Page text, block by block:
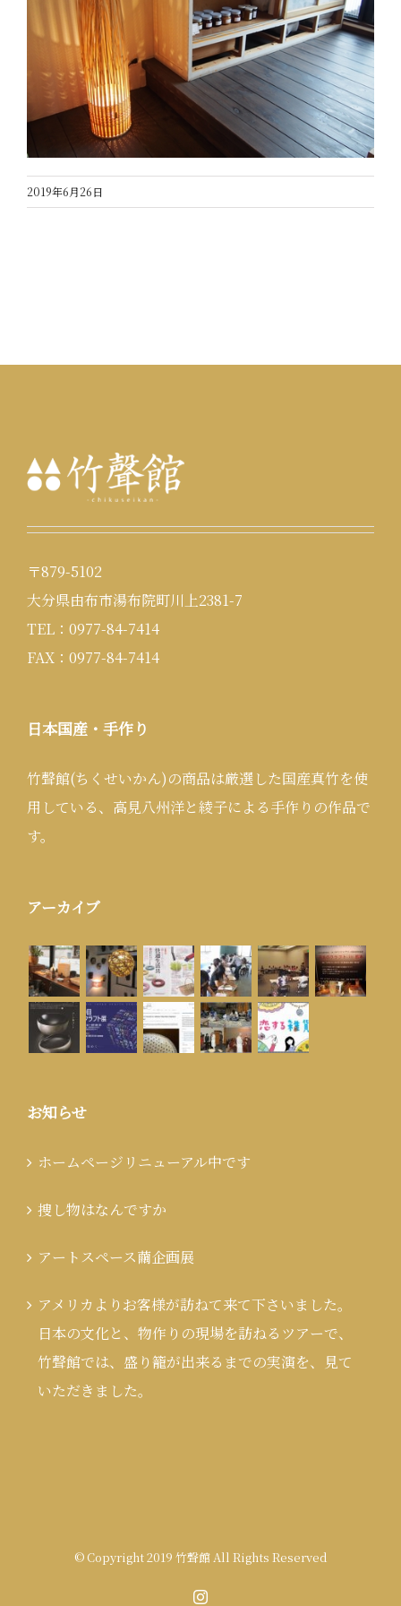
2019年6月26日
〒879-5102
大分県由布市湯布院町川上2381-7
TEL：0977-84-7414
FAX：0977-84-7414
日本国産・手作り
竹聲館(ちくせいかん)の商品は厳選した国産真竹を使
用している、高見八州洋と綾子による手作りの作品で
す。
アーカイブ
お知らせ
ホームページリニューアル中です
捜し物はなんですか
アートスペース繭企画展
アメリカよりお客様が訪ねて来て下さいました。
日本の文化と、物作りの現場を訪ねるツアーで、
竹聲館では、盛り籠が出来るまでの実演を、見て
いただきました。
© Copyright 2019 竹聲館 All Rights Reserved
Instagram